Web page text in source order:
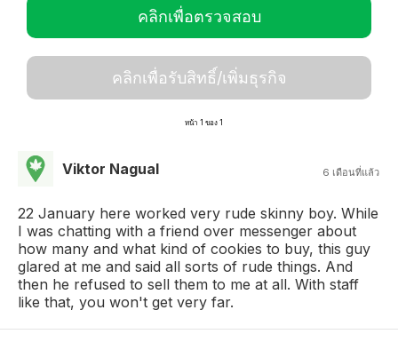
คลิกเพื่อตรวจสอบ
คลิกเพื่อรับสิทธิ์/เพิ่มธุรกิจ
หน้า 1 ของ 1
Viktor Nagual 6 เดือนที่แล้ว
22 January here worked very rude skinny boy. While
I was chatting with a friend over messenger about
how many and what kind of cookies to buy, this guy
glared at me and said all sorts of rude things. And
then he refused to sell them to me at all. With staff
like that, you won't get very far.